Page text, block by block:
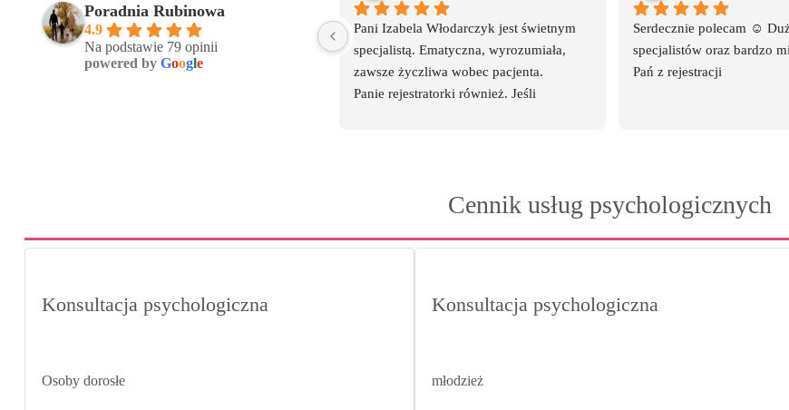
Poradnia Rubinowa
4.9
Na podstawie 79 opinii
powered by Google
Pani Izabela Włodarczyk jest świetnym
specjalistą. Ematyczna, wyrozumiała,
zawsze życzliwa wobec pacjenta.
Panie rejestratorki również. Jeśli
ma potrzebę przesunięcia terminu
zawsze potwierdzone z wyprzedzeniem.
lub zbliżającego się święta, co jest miłym
Serdecznie polecam ☺️
specjalistów oraz bardzo
Pań z rejestracji
Cennik usług psychologicznych
Konsultacja psychologiczna
Osoby dorosłe
Konsultacja psychologiczna
młodzież